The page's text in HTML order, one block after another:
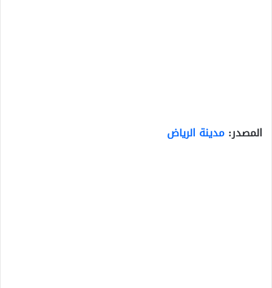
المصدر: مدينة الرياض